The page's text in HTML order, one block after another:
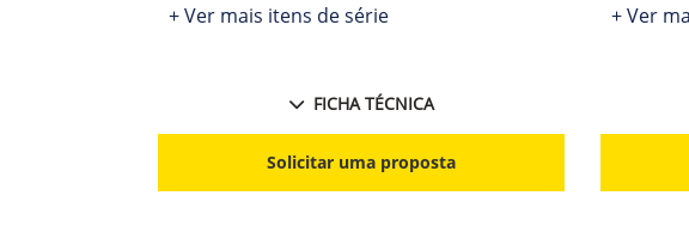
+ Ver mais itens de série
FICHA TÉCNICA
Solicitar uma proposta
+ Ver